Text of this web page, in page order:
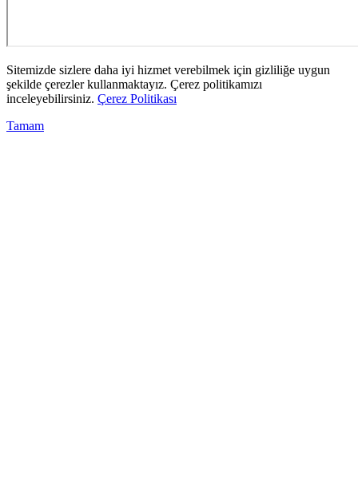
Sitemizde sizlere daha iyi hizmet verebilmek için gizliliğe uygun
şekilde çerezler kullanmaktayız. Çerez politikamızı
inceleyebilirsiniz. Çerez Politikası
Tamam